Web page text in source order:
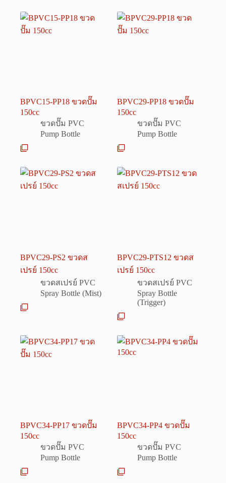
BPVC15-PP18 ขวดปั๊ม
150cc
ขวดปั๊ม PVC
Pump Bottle
BPVC29-PP18 ขวดปั๊ม
150cc
ขวดปั๊ม PVC
Pump Bottle
BPVC29-PS2 ขวดส
เปรย์ 150cc
ขวดสเปรย์ PVC
Spray Bottle (Mist)
BPVC29-PTS12 ขวดส
เปรย์ 150cc
ขวดสเปรย์ PVC
Spray Bottle
(Trigger)
BPVC34-PP17 ขวดปั๊ม
150cc
ขวดปั๊ม PVC
Pump Bottle
BPVC34-PP4 ขวดปั๊ม
150cc
ขวดปั๊ม PVC
Pump Bottle